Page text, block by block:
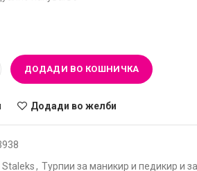
ДОДАДИ ВО КОШНИЧКА
Додади во желби
Staleks, Турпии за маникир и педикир и